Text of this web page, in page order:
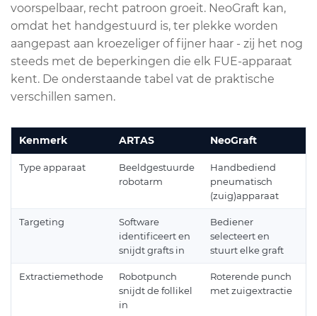
voorspelbaar, recht patroon groeit. NeoGraft kan,
omdat het handgestuurd is, ter plekke worden
aangepast aan kroezeliger of fijner haar - zij het nog
steeds met de beperkingen die elk FUE-apparaat
kent. De onderstaande tabel vat de praktische
verschillen samen.
Kenmerk ARTAS NeoGraft
Type apparaat
Beeldgestuurde
robotarm
Handbediend
pneumatisch
(zuig)apparaat
Targeting
Software
identificeert en
snijdt grafts in
Bediener
selecteert en
stuurt elke graft
Extractiemethode
Robotpunch
snijdt de follikel
in
Roterende punch
met zuigextractie